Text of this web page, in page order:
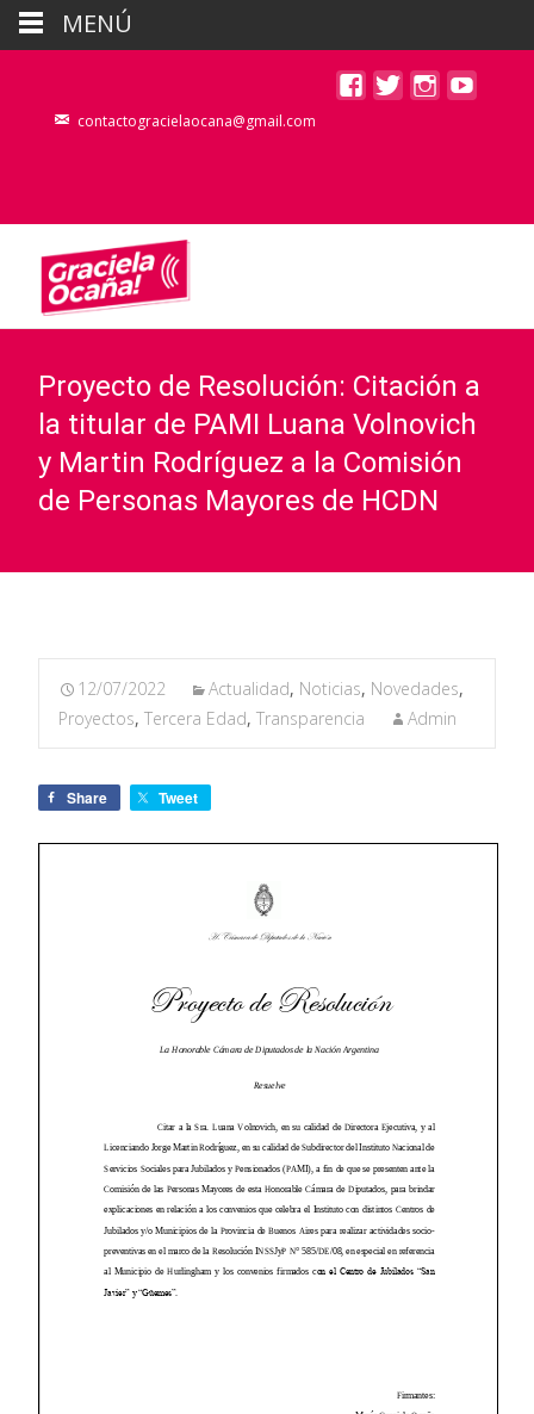
contactogracielaocana@gmail.com
Proyecto de Resolución: Citación a
la titular de PAMI Luana Volnovich
y Martin Rodríguez a la Comisión
de Personas Mayores de HCDN
12/07/2022 Actualidad, Noticias, Novedades,
Proyectos, Tercera Edad, Transparencia Admin
Share Tweet
MENÚ